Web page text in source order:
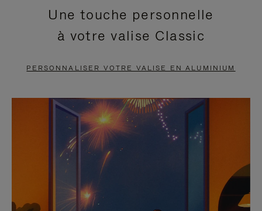
EN
PAUSE,
APPUYEZ
POUR
METTRE
PAUSE
VIDÉO
EST
DÉSACTIVÉ.
CLIQUER
POUR
RÉACTIVER
LE
SON
Une touche personnelle
à votre valise Classic
PERSONNALISER VOTRE VALISE EN ALUMINIUM